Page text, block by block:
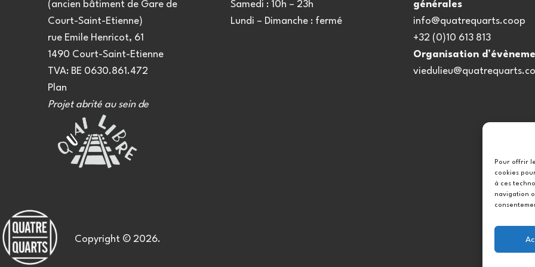
Pour offrir
cookies
à ces
navigation
(ancien bâtiment de Gare de
Court-Saint-Etienne)
rue Emile Henricot, 61
1490 Court-Saint-Etienne
TVA: BE 0630.861.472
Plan
Projet abrité au sein de
Samedi : 10h – 23h
Lundi – Dimanche : fermé
générales
info@quatrequarts.coop
+32 (0)10 613 813
Organisation
Copyright © 2026.